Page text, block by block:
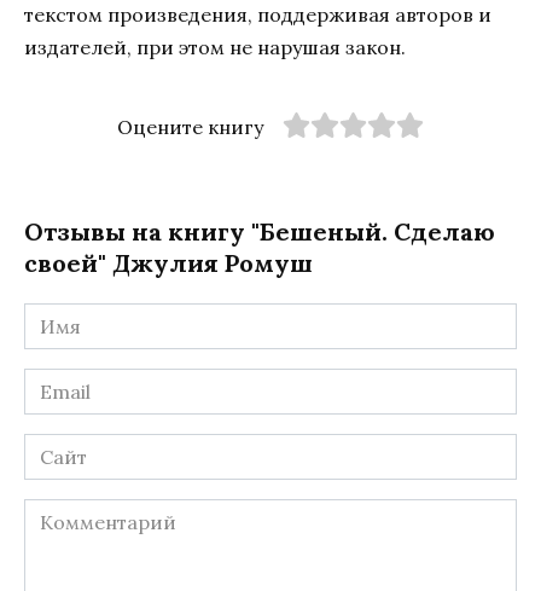
текстом произведения, поддерживая авторов и
издателей, при этом не нарушая закон.
Оцените книгу
Отзывы на книгу "Бешеный. Сделаю
своей" Джулия Ромуш
Имя
*
Email
*
Сайт
Комментарий